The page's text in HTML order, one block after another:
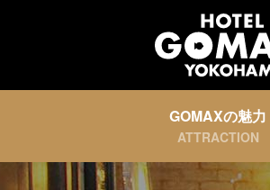
GOMAXの魅力
ATTRACTION